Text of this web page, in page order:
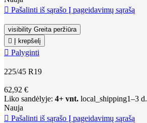
 Pašalinti iš sąrašo Į pageidavimų sąrašą
visibility Greita peržiūra

Į krepšelį
 Palyginti
225/45 R19
62,92 €
Liko sandėlyje: 4+ vnt. local_shipping1–3 d.
Nauja
 Pašalinti iš sąrašo Į pageidavimų sąrašą